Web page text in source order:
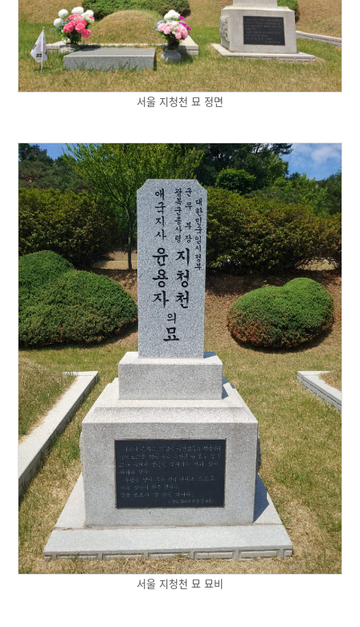
서울 지청천 묘 정면
서울 지청천 묘 묘비